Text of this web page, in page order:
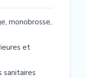
monobrosse,
et
sanitaires